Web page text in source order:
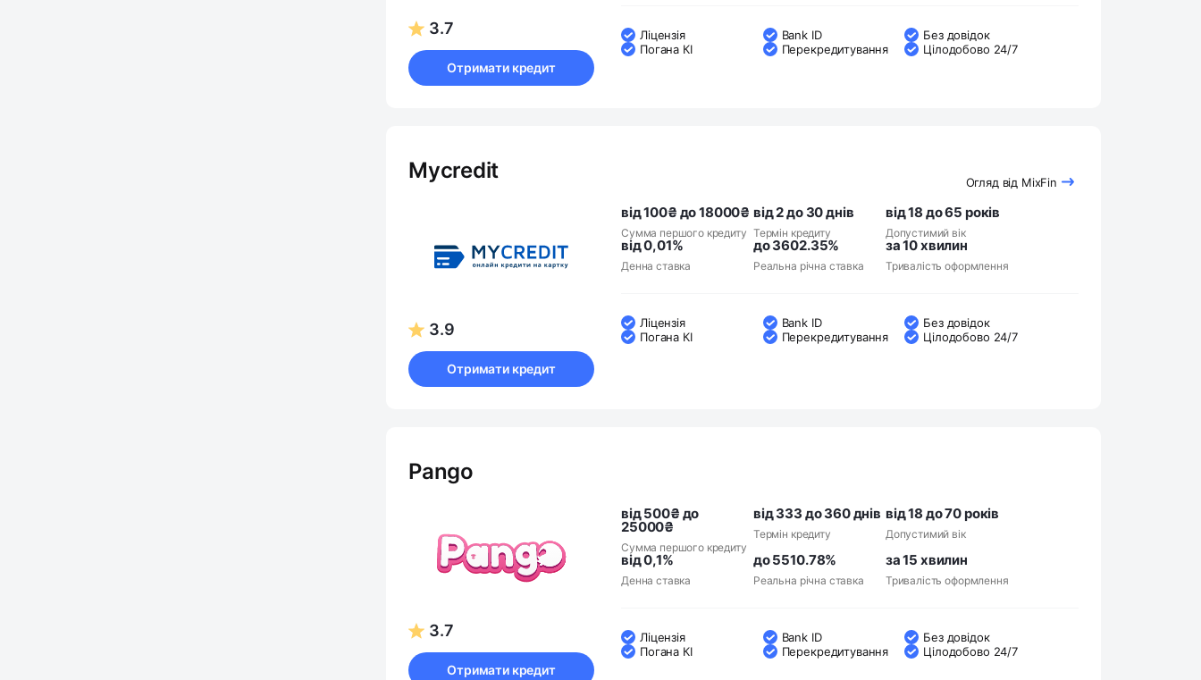
3.7
Отримати кредит
Ліцензія Bank ID
Без довідок
Погана КІ
Перекредитування Цілодобово 24/7
Mycredit Огляд від MixFin
3.9
Отримати кредит
від 100₴ до 18000₴
Сумма першого кредиту
від 2 до 30 днів
Термін кредиту
від 18 до 65 років
Допустимий вік
від 0,01%
Денна ставка
до 3602.35%
Реальна річна ставка
за 10 хвилин
Тривалість оформлення
Ліцензія Bank ID
Без довідок
Погана КІ
Перекредитування Цілодобово 24/7
Pango
3.7
Отримати кредит
від 500₴ до
25000₴
Сумма першого кредиту
від 333 до 360 днів
Термін кредиту
від 18 до 70 років
Допустимий вік
від 0,1%
Денна ставка
до 5510.78%
Реальна річна ставка
за 15 хвилин
Тривалість оформлення
Ліцензія Bank ID
Без довідок
Погана КІ
Перекредитування Цілодобово 24/7